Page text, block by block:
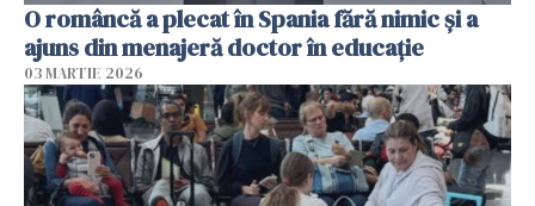
O româncă a plecat în Spania fără nimic și a
ajuns din menajeră doctor în educație
03 MARTIE 2026